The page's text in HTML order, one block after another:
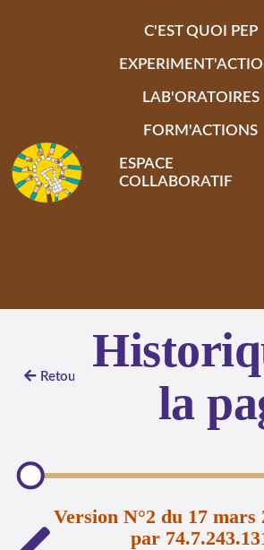
C'EST QUOI PEP
LAB'ORATOIRES
FORM'ACTIONS
ESPACE
COLLABORATIF
Retour
la
Version N°2 du 17 mars
par